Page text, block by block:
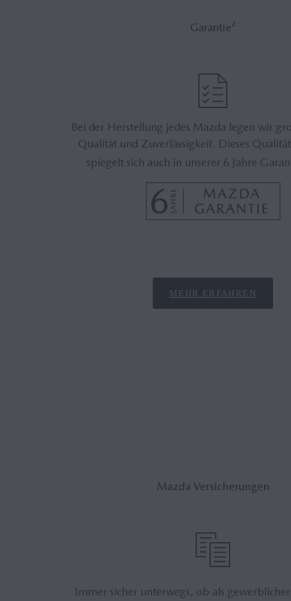
Ga­ran­tie²
Bei der Herstellung jedes Mazda legen wir
Qualität und Zuverlässigkeit. Dieses
spiegelt sich auch in unserer 6 Jahre
MEHR ERFAHREN
Mazda Ver­si­che­run­gen
Immer sicher unterwegs, ob als